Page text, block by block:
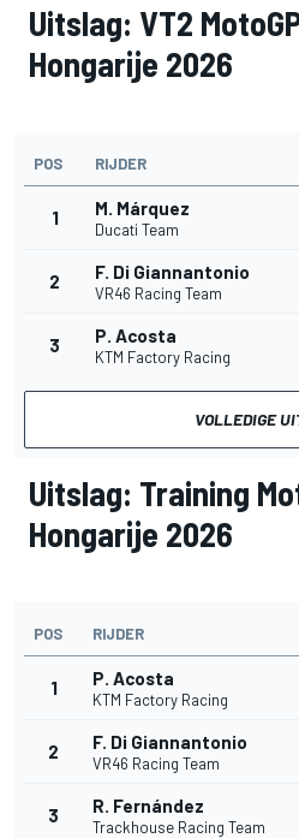
Uitslag: VT2
Hongarije 2026
POS RIJDER
1 M. Márquez
Ducati Team
2 F. Di Giannantonio
VR46 Racing Team
3 P. Acosta
KTM Factory Racing
VOLLEDIGE
Uitslag: Training
Hongarije 2026
POS RIJDER
1 P. Acosta
KTM Factory Racing
2 F. Di Giannantonio
VR46 Racing Team
3 R. Fernández
Trackhouse Racing Team